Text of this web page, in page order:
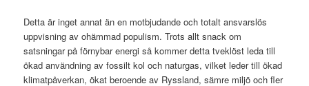
Detta är inget annat än en motbjudande och totalt ansvarslös
uppvisning av ohämmad populism. Trots allt snack om
satsningar på förnybar energi så kommer detta tveklöst leda till
ökad användning av fossilt kol och naturgas, vilket leder till ökad
klimatpåverkan, ökat beroende av Ryssland, sämre miljö och fler